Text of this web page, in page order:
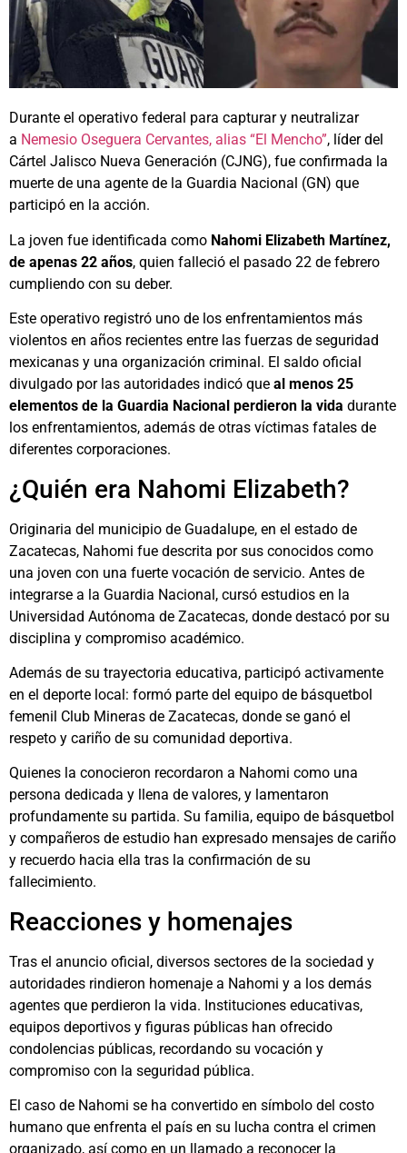
Durante el operativo federal para capturar y neutralizar
a Nemesio Oseguera Cervantes, alias “El Mencho”, líder del
Cártel Jalisco Nueva Generación (CJNG), fue confirmada la
muerte de una agente de la Guardia Nacional (GN) que
participó en la acción.
La joven fue identificada como Nahomi Elizabeth Martínez,
de apenas 22 años, quien falleció el pasado 22 de febrero
cumpliendo con su deber.
Este operativo registró uno de los enfrentamientos más
violentos en años recientes entre las fuerzas de seguridad
mexicanas y una organización criminal. El saldo oficial
divulgado por las autoridades indicó que al menos 25
elementos de la Guardia Nacional perdieron la vida durante
los enfrentamientos, además de otras víctimas fatales de
diferentes corporaciones.
¿Quién era Nahomi Elizabeth?
Originaria del municipio de Guadalupe, en el estado de
Zacatecas, Nahomi fue descrita por sus conocidos como
una joven con una fuerte vocación de servicio. Antes de
integrarse a la Guardia Nacional, cursó estudios en la
Universidad Autónoma de Zacatecas, donde destacó por su
disciplina y compromiso académico.
Además de su trayectoria educativa, participó activamente
en el deporte local: formó parte del equipo de básquetbol
femenil Club Mineras de Zacatecas, donde se ganó el
respeto y cariño de su comunidad deportiva.
Quienes la conocieron recordaron a Nahomi como una
persona dedicada y llena de valores, y lamentaron
profundamente su partida. Su familia, equipo de básquetbol
y compañeros de estudio han expresado mensajes de cariño
y recuerdo hacia ella tras la confirmación de su
fallecimiento.
Reacciones y homenajes
Tras el anuncio oficial, diversos sectores de la sociedad y
autoridades rindieron homenaje a Nahomi y a los demás
agentes que perdieron la vida. Instituciones educativas,
equipos deportivos y figuras públicas han ofrecido
condolencias públicas, recordando su vocación y
compromiso con la seguridad pública.
El caso de Nahomi se ha convertido en símbolo del costo
humano que enfrenta el país en su lucha contra el crimen
organizado, así como en un llamado a reconocer la